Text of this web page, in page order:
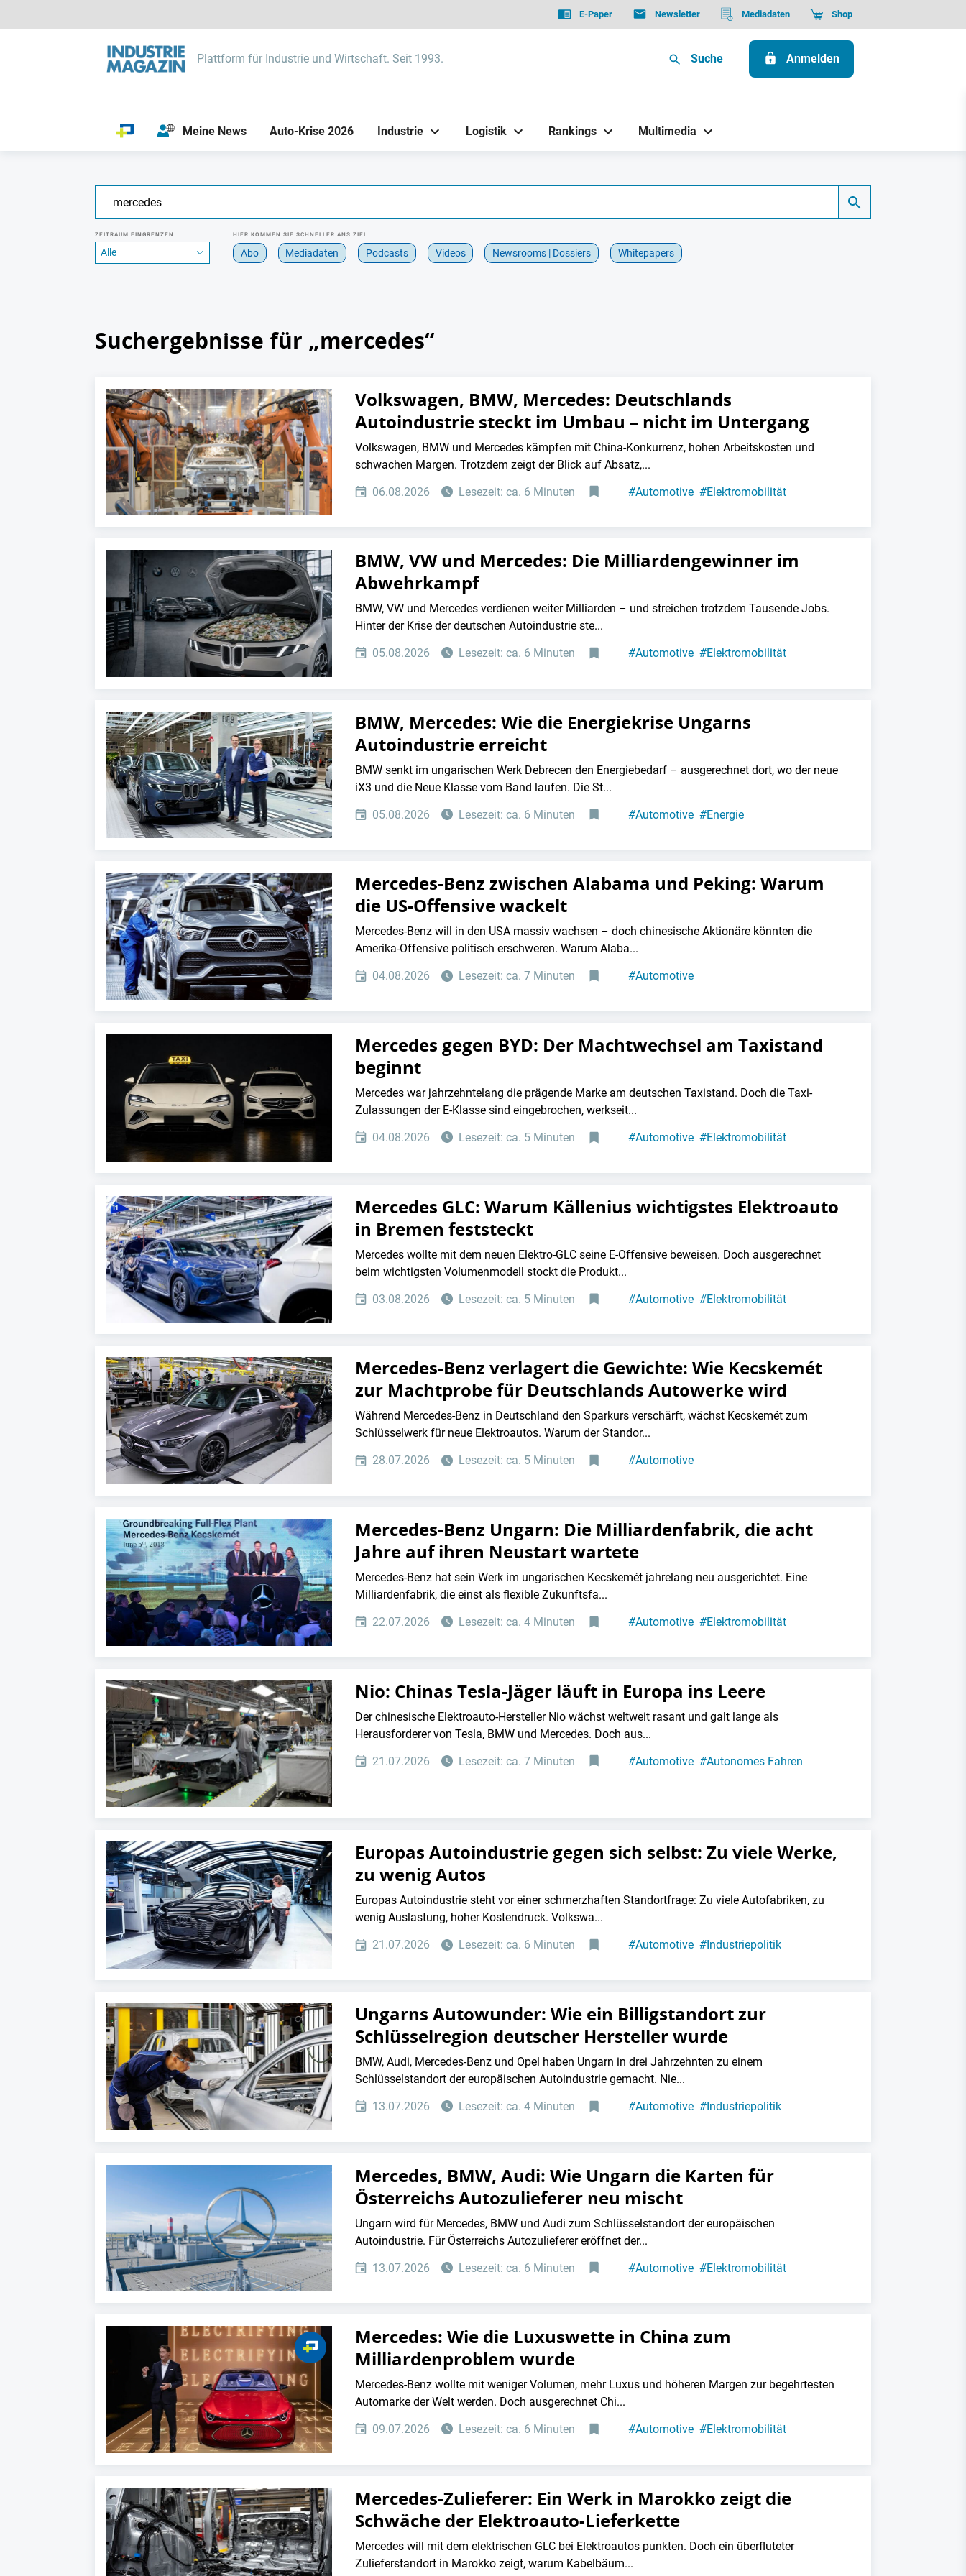
E-Paper Newsletter Mediadaten Shop
Plattform für Industrie und Wirtschaft. Seit 1993. Suche Anmelden
Meine News Auto-Krise 2026 Industrie Logistik Rankings Multimedia
ZEITRAUM EINGRENZEN HIER KOMMEN SIE SCHNELLER ANS ZIEL
Abo Mediadaten Podcasts Videos Newsrooms | Dossiers Whitepapers
Suchergebnisse für „mercedes“
Volkswagen, BMW, Mercedes: Deutschlands
Autoindustrie steckt im Umbau – nicht im Untergang
Volkswagen, BMW und Mercedes kämpfen mit China-Konkurrenz, hohen Arbeitskosten und
schwachen Margen. Trotzdem zeigt der Blick auf Absatz,...
06.08.2026
Lesezeit: ca. 6 Minuten #Automotive #Elektromobilität
BMW, VW und Mercedes: Die Milliardengewinner im
Abwehrkampf
BMW, VW und Mercedes verdienen weiter Milliarden – und streichen trotzdem Tausende Jobs.
Hinter der Krise der deutschen Autoindustrie ste...
05.08.2026
Lesezeit: ca. 6 Minuten #Automotive #Elektromobilität
BMW, Mercedes: Wie die Energiekrise Ungarns
Autoindustrie erreicht
BMW senkt im ungarischen Werk Debrecen den Energiebedarf – ausgerechnet dort, wo der neue
iX3 und die Neue Klasse vom Band laufen. Die St...
05.08.2026
Lesezeit: ca. 6 Minuten #Automotive #Energie
Mercedes-Benz zwischen Alabama und Peking: Warum
die US-Offensive wackelt
Mercedes-Benz will in den USA massiv wachsen – doch chinesische Aktionäre könnten die
Amerika-Offensive politisch erschweren. Warum Alaba...
04.08.2026
Lesezeit: ca. 7 Minuten #Automotive
Mercedes gegen BYD: Der Machtwechsel am Taxistand
beginnt
Mercedes war jahrzehntelang die prägende Marke am deutschen Taxistand. Doch die Taxi-
Zulassungen der E-Klasse sind eingebrochen, werkseit...
04.08.2026
Lesezeit: ca. 5 Minuten #Automotive #Elektromobilität
Mercedes GLC: Warum Källenius wichtigstes Elektroauto
in Bremen feststeckt
Mercedes wollte mit dem neuen Elektro-GLC seine E-Offensive beweisen. Doch ausgerechnet
beim wichtigsten Volumenmodell stockt die Produkt...
03.08.2026
Lesezeit: ca. 5 Minuten #Automotive #Elektromobilität
Mercedes-Benz verlagert die Gewichte: Wie Kecskemét
zur Machtprobe für Deutschlands Autowerke wird
Während Mercedes-Benz in Deutschland den Sparkurs verschärft, wächst Kecskemét zum
Schlüsselwerk für neue Elektroautos. Warum der Standor...
28.07.2026
Lesezeit: ca. 5 Minuten #Automotive
Mercedes-Benz Ungarn: Die Milliardenfabrik, die acht
Jahre auf ihren Neustart wartete
Mercedes-Benz hat sein Werk im ungarischen Kecskemét jahrelang neu ausgerichtet. Eine
Milliardenfabrik, die einst als flexible Zukunftsfa...
22.07.2026
Lesezeit: ca. 4 Minuten #Automotive #Elektromobilität
Nio: Chinas Tesla-Jäger läuft in Europa ins Leere
Der chinesische Elektroauto-Hersteller Nio wächst weltweit rasant und galt lange als
Herausforderer von Tesla, BMW und Mercedes. Doch aus...
21.07.2026
Lesezeit: ca. 7 Minuten #Automotive #Autonomes Fahren
Europas Autoindustrie gegen sich selbst: Zu viele Werke,
zu wenig Autos
Europas Autoindustrie steht vor einer schmerzhaften Standortfrage: Zu viele Autofabriken, zu
wenig Auslastung, hoher Kostendruck. Volkswa...
21.07.2026
Lesezeit: ca. 6 Minuten #Automotive # Industriepolitik
Ungarns Autowunder: Wie ein Billigstandort zur
Schlüsselregion deutscher Hersteller wurde
BMW, Audi, Mercedes-Benz und Opel haben Ungarn in drei Jahrzehnten zu einem
Schlüsselstandort der europäischen Autoindustrie gemacht. Nie...
13.07.2026
Lesezeit: ca. 4 Minuten #Automotive #Industriepolitik
Mercedes, BMW, Audi: Wie Ungarn die Karten für
Österreichs Autozulieferer neu mischt
Ungarn wird für Mercedes, BMW und Audi zum Schlüsselstandort der europäischen
Autoindustrie. Für Österreichs Autozulieferer eröffnet der...
13.07.2026
Lesezeit: ca. 6 Minuten #Automotive #Elektromobilität
Mercedes: Wie die Luxuswette in China zum
Milliardenproblem wurde
Mercedes-Benz wollte mit weniger Volumen, mehr Luxus und höheren Margen zur begehrtesten
Automarke der Welt werden. Doch ausgerechnet Chi...
09.07.2026
Lesezeit: ca. 6 Minuten #Automotive #Elektromobilität
Mercedes-Zulieferer: Ein Werk in Marokko zeigt die
Schwäche der Elektroauto-Lieferkette
Mercedes will mit dem elektrischen GLC bei Elektroautos punkten. Doch ein überfluteter
Zulieferstandort in Marokko zeigt, warum Kabelbäum...